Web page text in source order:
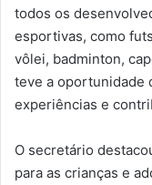
todos os
esportivas, como
vôlei, badminton,
teve a oportunidade
experiências e
O secretário
para as crianças e